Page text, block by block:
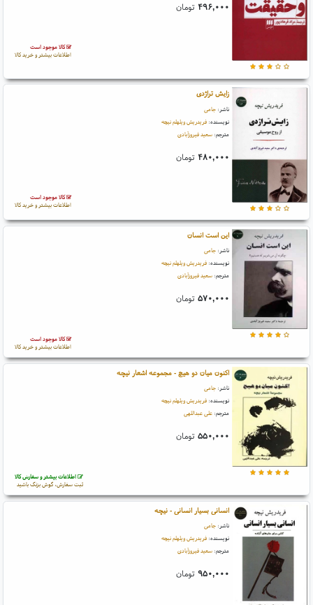
۴۹۶,۰۰۰ تومان
کالا موجود است
اطلاعات بیشتر و خرید کالا
زایش تراژدی
ناشر: جامی
نویسنده: فریدریش ویلهلم نیچه
مترجم: سعید فیروزآبادی
۴۸۰,۰۰۰ تومان
کالا موجود است
اطلاعات بیشتر و خرید کالا
این است انسان
ناشر: جامی
نویسنده: فریدریش ویلهلم نیچه
مترجم: سعید فیروزآبادی
۵۷۰,۰۰۰ تومان
کالا موجود است
اطلاعات بیشتر و خرید کالا
اکنون میان دو هیچ - مجموعه اشعار نیچه
ناشر: جامی
نویسنده: فریدریش ویلهلم نیچه
مترجم: علی عبداللهی
۵۵۰,۰۰۰ تومان
اطلاعات بیشتر و سفارش کالا
ثبت سفارش، گوش بزنگ باشید
انسانی بسیار انسانی - نیچه
ناشر: جامی
نویسنده: فریدریش ویلهلم نیچه
مترجم: سعید فیروزآبادی
۹۵۰,۰۰۰ تومان